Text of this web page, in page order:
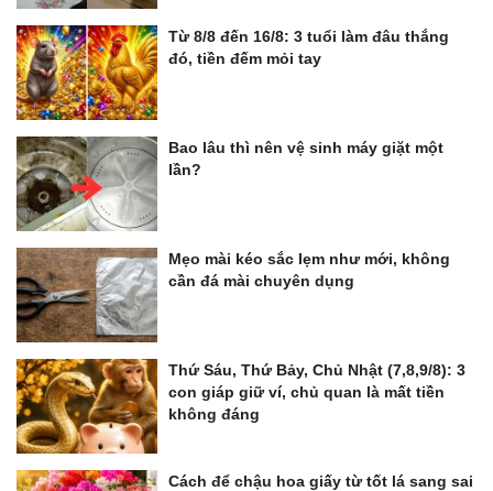
Từ 8/8 đến 16/8: 3 tuổi làm đâu thắng
đó, tiền đếm mỏi tay
Bao lâu thì nên vệ sinh máy giặt một
lần?
Mẹo mài kéo sắc lẹm như mới, không
cần đá mài chuyên dụng
Thứ Sáu, Thứ Bảy, Chủ Nhật (7,8,9/8): 3
con giáp giữ ví, chủ quan là mất tiền
không đáng
Cách để chậu hoa giấy từ tốt lá sang sai